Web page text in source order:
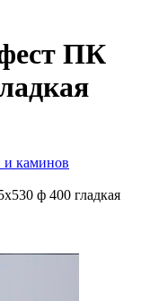
ПК
и каминов
ф 400 гладкая